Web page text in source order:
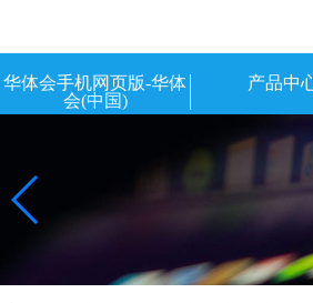
华体会手机网页版-华体
会(中国)
产品中